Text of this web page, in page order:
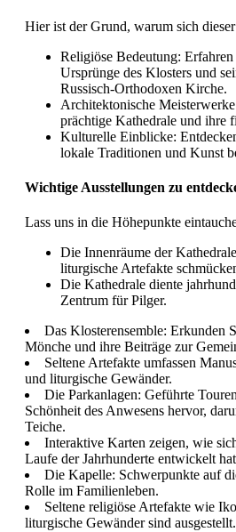
Hier ist der Grund, warum sich
Religiöse Bedeutung:
Ursprünge des Klosters und
Russisch-Orthodoxen Kirche.
Architektonische
prächtige Kathedrale und ihre
Kulturelle Einblicke:
lokale Traditionen und Kunst
Wichtige Ausstellungen zu
Lass uns in die Höhepunkte
Die Innenräume der
liturgische Artefakte
Die Kathedrale diente
Zentrum für Pilger.
Das Klosterensemble: Erkunden
Mönche und ihre Beiträge zur
Seltene Artefakte umfassen
und liturgische Gewänder.
Die Parkanlagen: Geführte
Schönheit des Anwesens hervor,
Teiche.
Interaktive Karten zeigen, wie
Laufe der Jahrhunderte entwickelt
Die Kapelle: Schwerpunkte auf
Rolle im Familienleben.
Seltene religiöse Artefakte wie
liturgische Gewänder sind ausgestellt.